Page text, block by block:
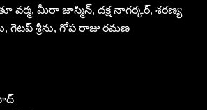
వర్మ, మీరా జాస్మిన్, దక్ష నాగర్కర్, శరణ్య
గెటప్ శ్రీను, గోప రాజు రమణ